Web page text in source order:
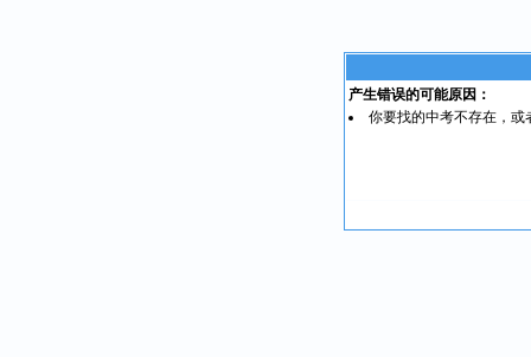
产生错误的可能原因：
你要找的中考不存在，或